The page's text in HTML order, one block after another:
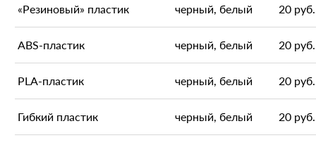
«Резиновый» пластик черный, белый 20 руб.
ABS-пластик черный, белый 20 руб.
PLA-пластик черный, белый 20 руб.
Гибкий пластик черный, белый 20 руб.